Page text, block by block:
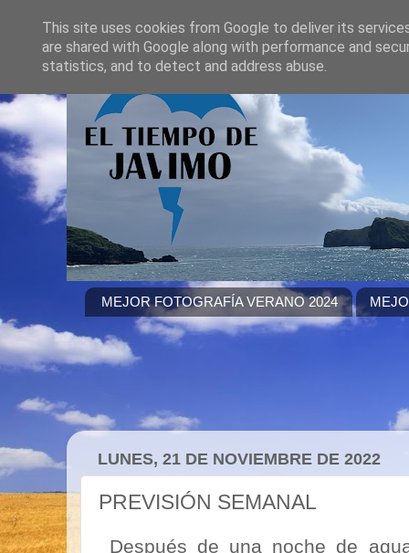
MEJOR FOTOGRAFÍA VERANO 2024
LUNES, 21 DE NOVIEMBRE DE 2022
PREVISIÓN SEMANAL
Después de una noche de
This site uses cookies from Google to deliver its
are shared with Google along with performance and
statistics, and to detect and address abuse.